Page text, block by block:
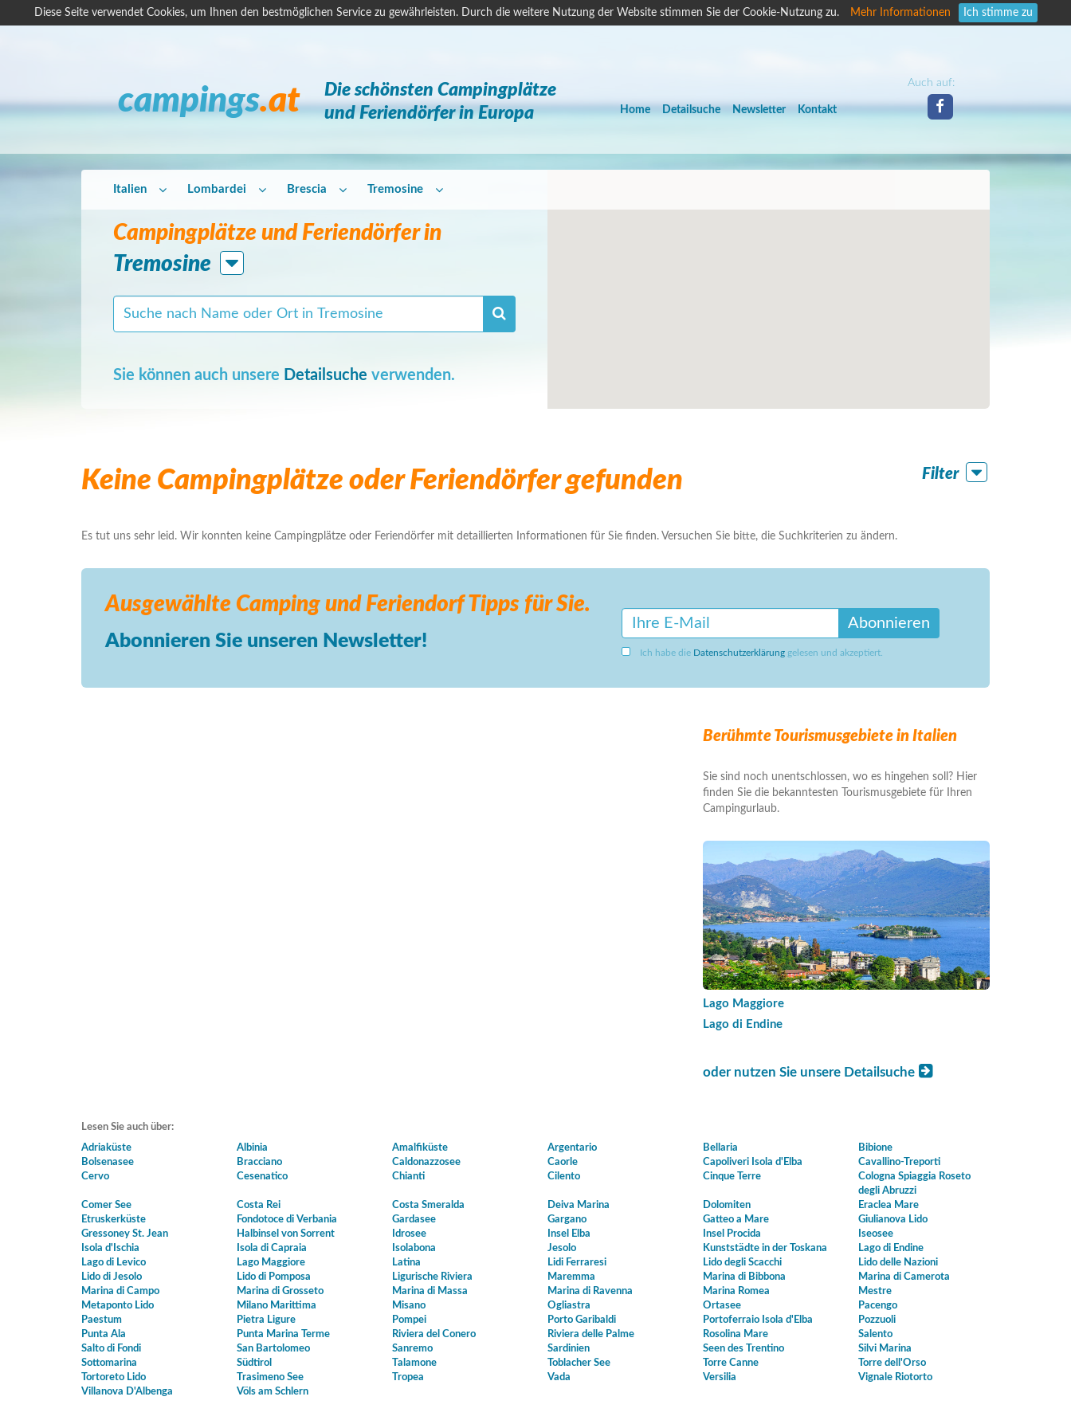
Diese Seite verwendet Cookies, um Ihnen den bestmöglichen Service zu gewährleisten. Durch die weitere Nutzung der Website stimmen Sie der Cookie-Nutzung zu. Mehr Informationen Ich stimme zu
campings.at
Die schönsten Campingplätze
und Feriendörfer in Europa
Home Detailsuche Newsletter Kontakt
Auch auf:
Campingplätze und Feriendörfer in
Tremosine
Sie können auch unsere Detailsuche verwenden.
Italien Lombardei Brescia Tremosine
Keine Campingplätze oder Feriendörfer gefunden Filter
Es tut uns sehr leid. Wir konnten keine Campingplätze oder Feriendörfer mit detaillierten Informationen für Sie finden. Versuchen Sie bitte, die Suchkriterien zu ändern.
Ausgewählte Camping und FeriendorfTipps für Sie.
Abonnieren Sie unseren Newsletter!
Abonnieren
Ich habe die Datenschutzerklärunggelesen und akzeptiert.
Berühmte Tourismusgebiete in Italien
Sie sind noch unentschlossen, wo es hingehen soll? Hier
finden Sie die bekanntesten Tourismusgebiete für Ihren
Campingurlaub.
Lago Maggiore
Lago di Endine
oder nutzen Sie unsere Detailsuche
Lesen Sie auch über:
Adriaküste
Albinia Amalfiküste Argentario Bellaria
Bibione
Bolsenasee
Bracciano Caldonazzosee Caorle Capoliveri Isola d'Elba
Cavallino-Treporti
Cervo
Cesenatico Chianti Cilento Cinque Terre
Cologna Spiaggia Roseto
degli Abruzzi
Comer See
Costa Rei Costa Smeralda Deiva Marina Dolomiten
Eraclea Mare
Etruskerküste
Fondotoce di Verbania Gardasee Gargano Gatteo a Mare
Giulianova Lido
Gressoney St. Jean
Halbinsel von Sorrent Idrosee Insel Elba Insel Procida
Iseosee
Isola d'Ischia
Isola di Capraia Isolabona Jesolo Kunststädte in der Toskana
Lago di Endine
Lago di Levico
Lago Maggiore Latina Lidi Ferraresi Lido degli Scacchi
Lido delle Nazioni
Lido di Jesolo
Lido di Pomposa Ligurische Riviera Maremma Marina di Bibbona
Marina di Camerota
Marina di Campo
Marina di Grosseto Marina di Massa Marina di Ravenna Marina Romea
Mestre
Metaponto Lido
Milano Marittima Misano Ogliastra Ortasee
Pacengo
Paestum
Pietra Ligure Pompei Porto Garibaldi Portoferraio Isola d'Elba
Pozzuoli
Punta Ala
Punta Marina Terme Riviera del Conero Riviera delle Palme Rosolina Mare
Salento
Salto di Fondi
San Bartolomeo Sanremo Sardinien Seen des Trentino
Silvi Marina
Sottomarina
Südtirol Talamone Toblacher See Torre Canne
Torre dell'Orso
Tortoreto Lido
Trasimeno See Tropea Vada Versilia
Vignale Riotorto
Villanova D'Albenga
Völs am Schlern